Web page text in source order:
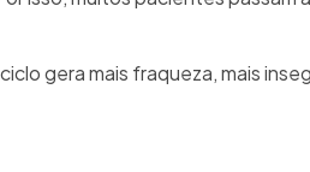
gera mais fraqueza, mais